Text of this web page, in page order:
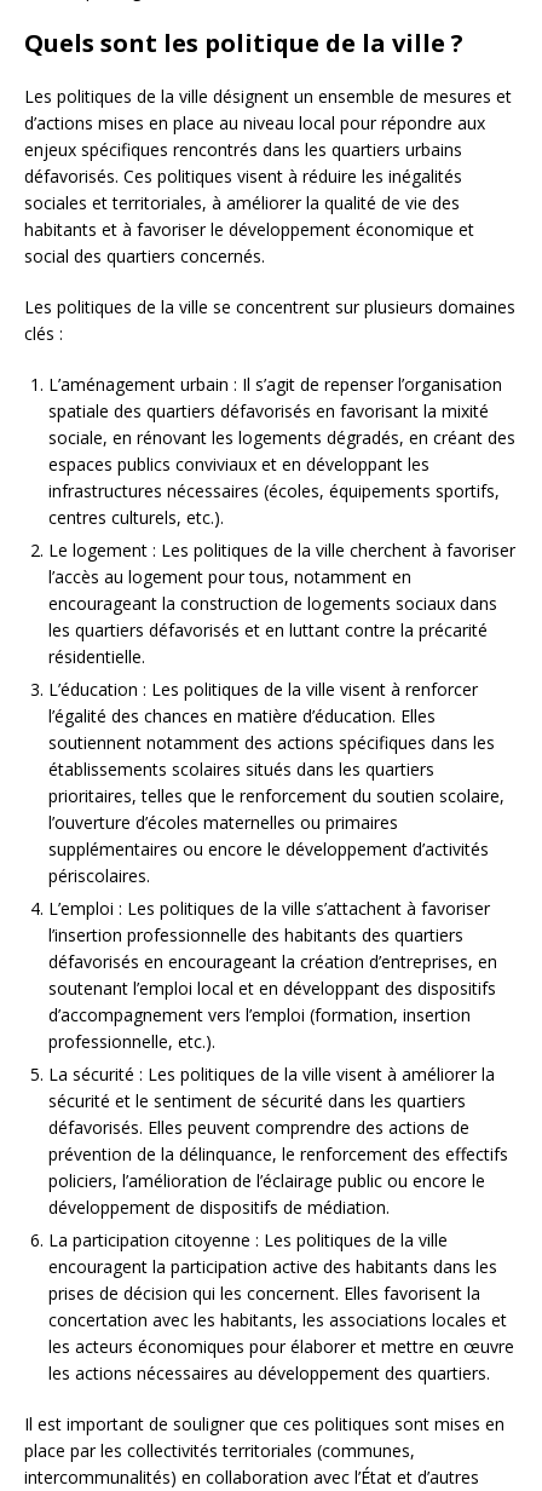
Quels sont les politique de la ville ?
Les politiques de la ville désignent un ensemble de mesures et
d’actions mises en place au niveau local pour répondre aux
enjeux spécifiques rencontrés dans les quartiers urbains
défavorisés. Ces politiques visent à réduire les inégalités
sociales et territoriales, à améliorer la qualité de vie des
habitants et à favoriser le développement économique et
social des quartiers concernés.
Les politiques de la ville se concentrent sur plusieurs domaines
clés :
L’aménagement urbain : Il s’agit de repenser l’organisation
spatiale des quartiers défavorisés en favorisant la mixité
sociale, en rénovant les logements dégradés, en créant des
espaces publics conviviaux et en développant les
infrastructures nécessaires (écoles, équipements sportifs,
centres culturels, etc.).
Le logement : Les politiques de la ville cherchent à favoriser
l’accès au logement pour tous, notamment en
encourageant la construction de logements sociaux dans
les quartiers défavorisés et en luttant contre la précarité
résidentielle.
L’éducation : Les politiques de la ville visent à renforcer
l’égalité des chances en matière d’éducation. Elles
soutiennent notamment des actions spécifiques dans les
établissements scolaires situés dans les quartiers
prioritaires, telles que le renforcement du soutien scolaire,
l’ouverture d’écoles maternelles ou primaires
supplémentaires ou encore le développement d’activités
périscolaires.
L’emploi : Les politiques de la ville s’attachent à favoriser
l’insertion professionnelle des habitants des quartiers
défavorisés en encourageant la création d’entreprises, en
soutenant l’emploi local et en développant des dispositifs
d’accompagnement vers l’emploi (formation, insertion
professionnelle, etc.).
La sécurité : Les politiques de la ville visent à améliorer la
sécurité et le sentiment de sécurité dans les quartiers
défavorisés. Elles peuvent comprendre des actions de
prévention de la délinquance, le renforcement des effectifs
policiers, l’amélioration de l’éclairage public ou encore le
développement de dispositifs de médiation.
La participation citoyenne : Les politiques de la ville
encouragent la participation active des habitants dans les
prises de décision qui les concernent. Elles favorisent la
concertation avec les habitants, les associations locales et
les acteurs économiques pour élaborer et mettre en œuvre
les actions nécessaires au développement des quartiers.
Il est important de souligner que ces politiques sont mises en
place par les collectivités territoriales (communes,
intercommunalités) en collaboration avec l’État et d’autres